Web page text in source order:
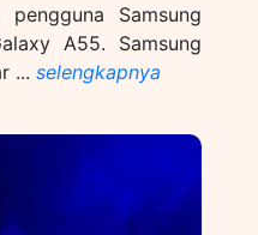
Samsung
A55. Samsung
... selengkapnya